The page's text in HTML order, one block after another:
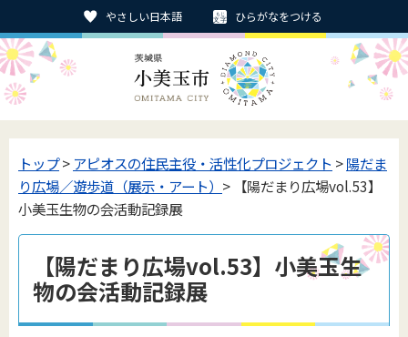
やさしい日本語 ひらがなをつける
トップ> アピオスの住民主役・活性化プロジェクト >陽だま
り広場／遊歩道（展示・アート） > 【陽だまり広場vol.53】
小美玉生物の会活動記録展
【陽だまり広場vol.53】小美玉生
物の会活動記録展